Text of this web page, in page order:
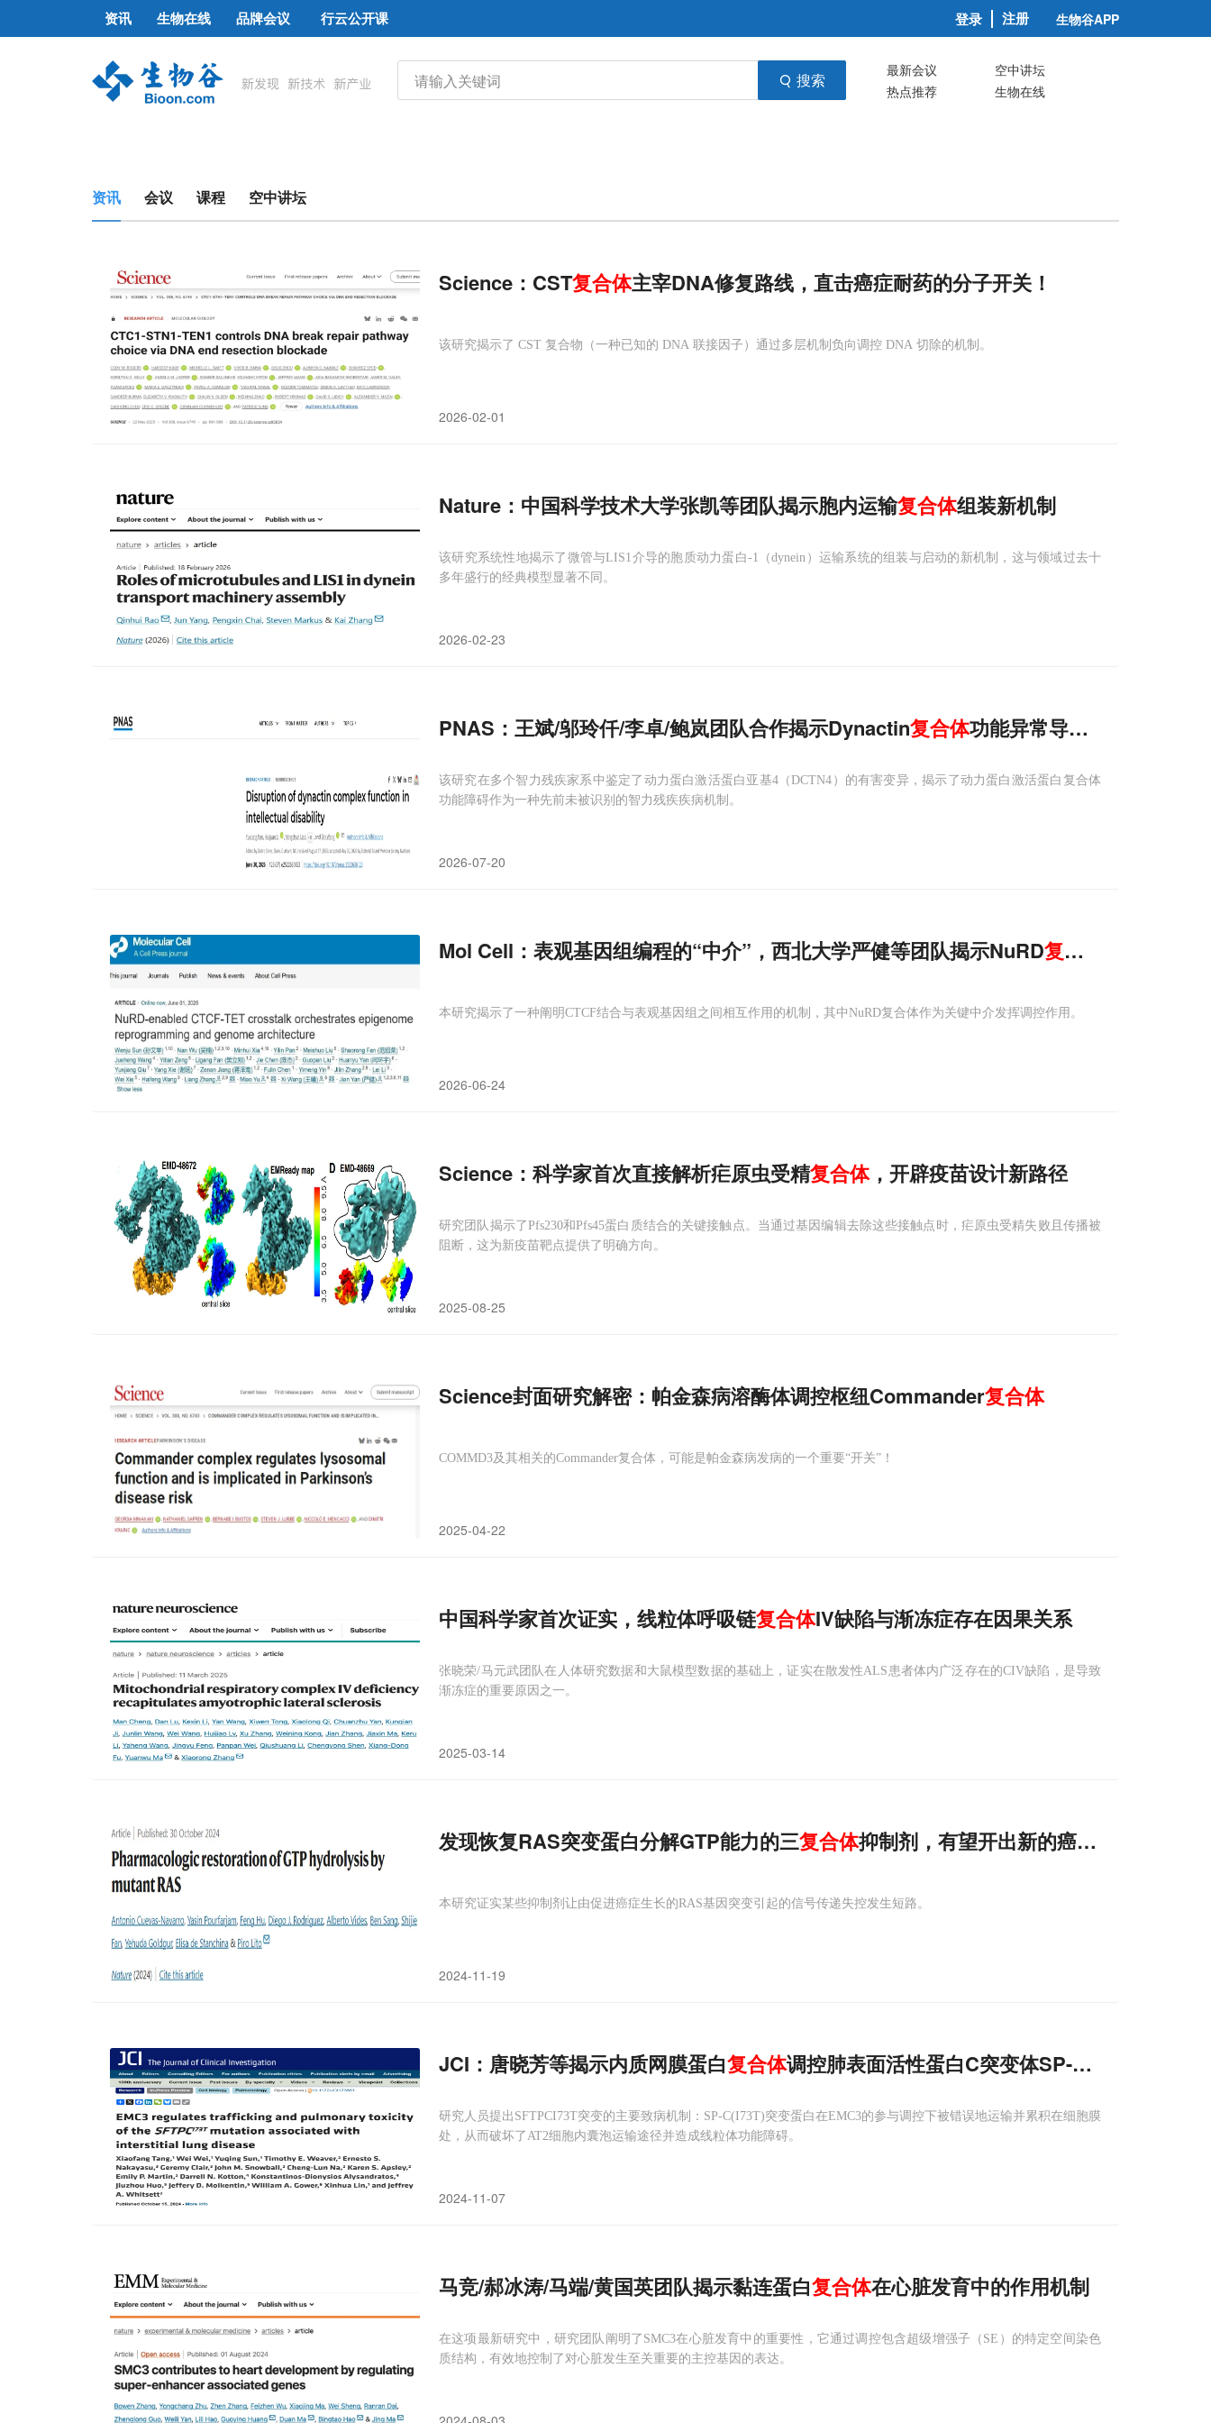
资讯 生物在线 品牌会议 行云公开课 登录 注册 生物谷APP
搜索 最新会议
空中讲坛
热点推荐
生物在线
资讯 会议 课程 空中讲坛
Science：CST复合体主宰DNA修复路线，直击癌症耐药的分子开关！
该研究揭示了 CST 复合物（一种已知的 DNA 联接因子）通过多层机制负向调控 DNA 切除的机制。
2026-02-01
Nature：中国科学技术大学张凯等团队揭示胞内运输复合体组装新机制
该研究系统性地揭示了微管与LIS1介导的胞质动力蛋白-1（dynein）运输系统的组装与启动的新机制，这与领域过去十
多年盛行的经典模型显著不同。
2026-02-23
PNAS：王斌/邬玲仟/李卓/鲍岚团队合作揭示Dynactin复合体功能异常导致智力障碍新
该研究在多个智力残疾家系中鉴定了动力蛋白激活蛋白亚基4（DCTN4）的有害变异，揭示了动力蛋白激活蛋白复合体
功能障碍作为一种先前未被识别的智力残疾疾病机制。
2026-07-20
Mol Cell：表观基因组编程的“中介”，西北大学严健等团队揭示NuRD复合体
本研究揭示了一种阐明CTCF结合与表观基因组之间相互作用的机制，其中NuRD复合体作为关键中介发挥调控作用。
2026-06-24
Science：科学家首次直接解析疟原虫受精复合体，开辟疫苗设计新路径
研究团队揭示了Pfs230和Pfs45蛋白质结合的关键接触点。当通过基因编辑去除这些接触点时，疟原虫受精失败且传播被
阻断，这为新疫苗靶点提供了明确方向。
2025-08-25
Science封面研究解密：帕金森病溶酶体调控枢纽Commander复合体
COMMD3及其相关的Commander复合体，可能是帕金森病发病的一个重要“开关”！
2025-04-22
中国科学家首次证实，线粒体呼吸链复合体IV缺陷与渐冻症存在因果关系
张晓荣/马元武团队在人体研究数据和大鼠模型数据的基础上，证实在散发性ALS患者体内广泛存在的CIV缺陷，是导致
渐冻症的重要原因之一。
2025-03-14
发现恢复RAS突变蛋白分解GTP能力的三复合体抑制剂，有望开出新的癌症治疗药物
本研究证实某些抑制剂让由促进癌症生长的RAS基因突变引起的信号传递失控发生短路。
2024-11-19
JCI：唐晓芳等揭示内质网膜蛋白复合体调控肺表面活性蛋白C突变体SP-C(I73T)的转运
研究人员提出SFTPCI73T突变的主要致病机制：SP-C(I73T)突变蛋白在EMC3的参与调控下被错误地运输并累积在细胞膜
处，从而破坏了AT2细胞内囊泡运输途径并造成线粒体功能障碍。
2024-11-07
马竞/郝冰涛/马端/黄国英团队揭示黏连蛋白复合体在心脏发育中的作用机制
在这项最新研究中，研究团队阐明了SMC3在心脏发育中的重要性，它通过调控包含超级增强子（SE）的特定空间染色
质结构，有效地控制了对心脏发生至关重要的主控基因的表达。